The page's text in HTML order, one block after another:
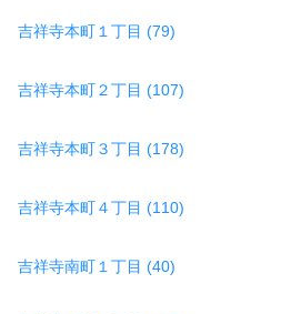
吉祥寺本町１丁目 (79)
吉祥寺本町２丁目 (107)
吉祥寺本町３丁目 (178)
吉祥寺本町４丁目 (110)
吉祥寺南町１丁目 (40)